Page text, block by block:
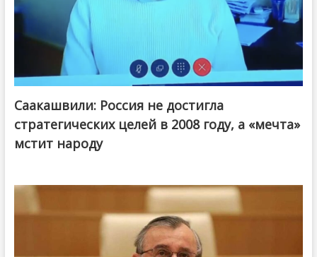
Саакашвили: Россия не достигла
стратегических целей в 2008 году, а «мечта»
мстит народу